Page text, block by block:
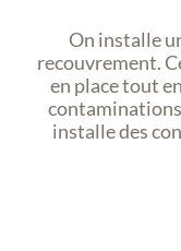
On installe
recouvrement.
en place tout
installe des